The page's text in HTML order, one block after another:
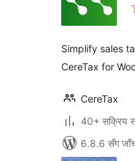
Simplify sales
CereTax for
CereTax
40+ सक्रिय
6.8.6 सँग जाँच